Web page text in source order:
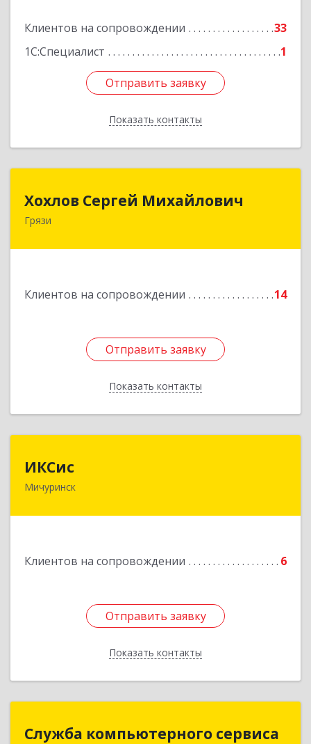
Клиентов на сопровождении
33
1С:Специалист
1
Отправить заявку
Показать контакты
Отправить заявку
Назад
Хохлов Сергей Михайлович
Грязи
Клиентов на сопровождении 14
Отправить заявку
Показать контакты
Хохлов Сергей Михайлович
Отправить заявку
Назад
ИКСис
Мичуринск
Клиентов на сопровождении 6
Отправить заявку
Показать контакты
Отправить заявку
Назад
Служба компьютерного сервиса
Служба компьютерного сервиса